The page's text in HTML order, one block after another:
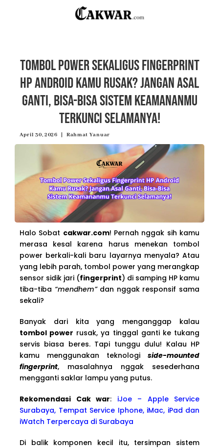
Tombol Power Sekaligus Fingerprint
HP Android Kamu Rusak? Jangan Asal
Ganti, Bisa-Bisa Sistem Keamananmu
Terkunci Selamanya!
April 30, 2026 Rahmat Yanuar
Halo Sobat cakwar.com! Pernah nggak sih kamu
merasa kesal karena harus menekan tombol
power berkali-kali baru layarnya menyala? Atau
yang lebih parah, tombol power yang merangkap
sensor sidik jari (fingerprint) di samping HP kamu
tiba-tiba “mendhem”dan nggak responsif sama
sekali?
Banyak dari kita yang menganggap kalau
tombol power rusak, ya tinggal ganti ke tukang
servis biasa beres. Tapi tunggu dulu! Kalau HP
kamu menggunakan teknologi side-mounted
fingerprint, masalahnya nggak sesederhana
mengganti saklar lampu yang putus.
Rekomendasi Cak war: iJoe – Apple Service
Surabaya, Tempat Service Iphone, iMac, iPad dan
iWatch Terpercaya di Surabaya
Di balik komponen kecil itu, tersimpan sistem